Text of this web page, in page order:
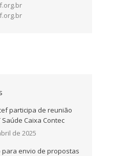
participa de reunião
Saúde Caixa Contec
de 2025
para envio de propostas